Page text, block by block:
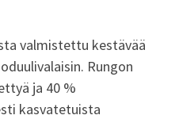
valmistettu kestävää
Rungon
ja 40 %
kasvatetuista